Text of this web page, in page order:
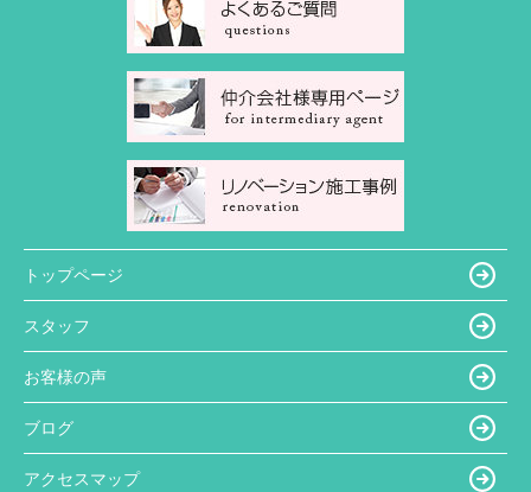
トップページ
スタッフ
お客様の声
ブログ
アクセスマップ